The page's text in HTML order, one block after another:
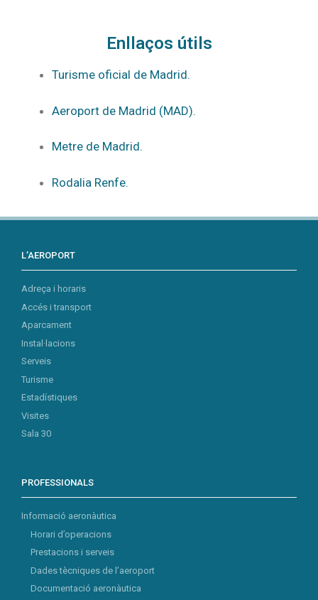
Enllaços útils
Turisme oficial de Madrid.
Aeroport de Madrid (MAD).
Metre de Madrid.
Rodalia Renfe.
L’AEROPORT
Adreça i horaris
Accés i transport
Aparcament
Instal·lacions
Serveis
Turisme
Estadístiques
Visites
Sala 30
PROFESSIONALS
Informació aeronàutica
Horari d’operacions
Prestacions i serveis
Dades tècniques de l’aeroport
Documentació aeronàutica